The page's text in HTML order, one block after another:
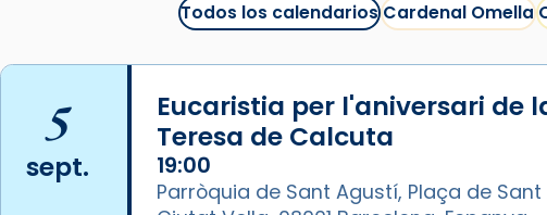
La Carmina va patir depressió.
arribar el seu testimoni al papa
Lleó XIV.
Recupera l'entrevista
compVatican Newstican News 👇
Todos los calendariosCardenal Omella
5
sept.
Eucaristia per l'aniversari de
Teresa de Calcuta
19:00
Parròquia de Sant Agustí, Plaça de Sant